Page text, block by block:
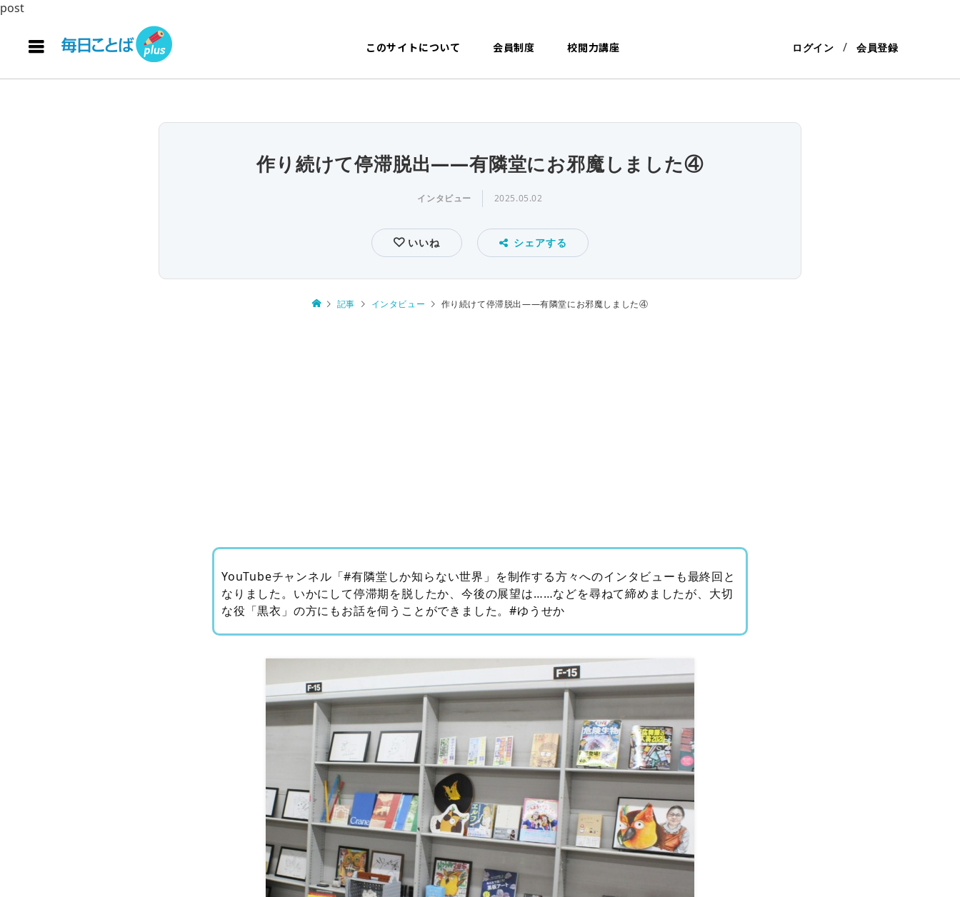
post
このサイトについて 会員制度 校閲力講座 ログイン 会員登録
作り続けて停滞脱出――有隣堂にお邪魔しました④
インタビュー 2025.05.02
いいね シェアする
記事 インタビュー 作り続けて停滞脱出――有隣堂にお邪魔しました④
YouTubeチャンネル「#有隣堂しか知らない世界」を制作する方々へのインタビューも最終回と
なりました。いかにして停滞期を脱したか、今後の展望は……などを尋ねて締めましたが、大切
な役「黒衣」の方にもお話を伺うことができました。#ゆうせか